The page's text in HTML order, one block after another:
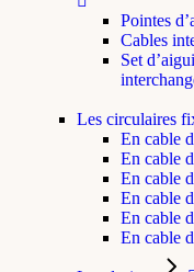
Pointes
Cables
Set
Les circulaires
En cable
En cable
En cable
En cable
En cable
En cable